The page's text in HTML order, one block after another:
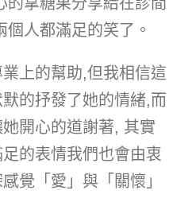
人都滿足的笑了。
上的幫助,但我相信這
的抒發了她的情緒,而
開心的道謝著, 其實
的表情我們也會由衷
覺「愛」與「關懷」